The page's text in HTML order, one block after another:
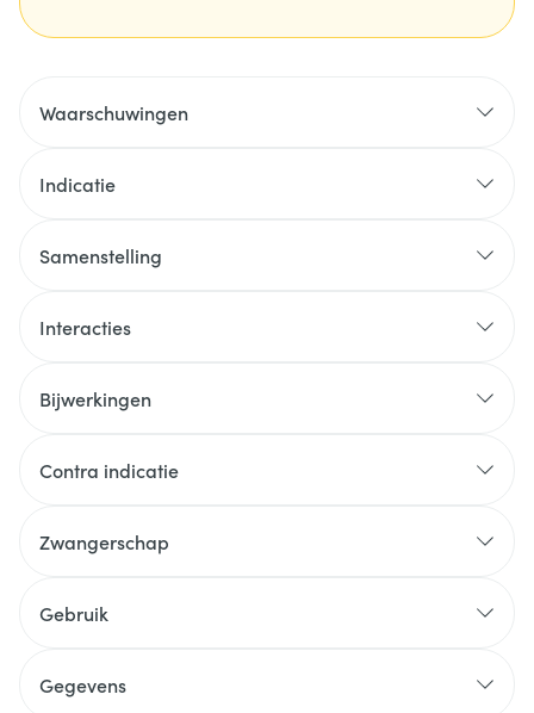
Waarschuwingen
Indicatie
Samenstelling
Interacties
Bijwerkingen
Contra indicatie
Zwangerschap
Gebruik
Gegevens